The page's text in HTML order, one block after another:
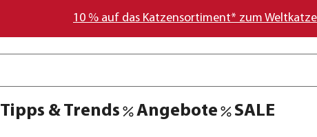
10 % auf das Katzensortiment* zum
Tipps & Trends Angebote SALE